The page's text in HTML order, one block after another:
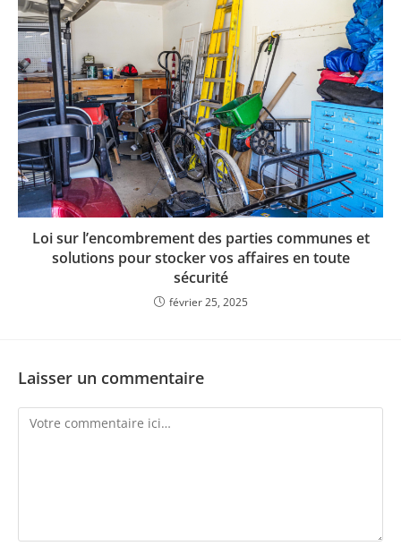
Loi sur l’encombrement des parties communes et
solutions pour stocker vos affaires en toute
sécurité
février 25, 2025
Laisser un commentaire